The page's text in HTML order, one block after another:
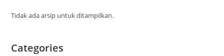
Tidak ada arsip untuk ditampilkan.
Categories